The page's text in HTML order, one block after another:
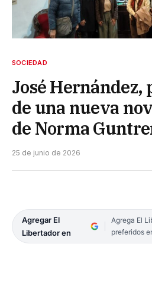
SOCIEDAD
José Hernández,
de una nueva
de Norma
25 de junio de 2026
Agregar El
Libertador en
Agrega El
preferidos